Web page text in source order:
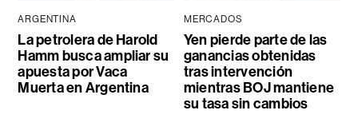
ARGENTINA
La petrolera de Harold
Hamm busca ampliar su
apuesta por Vaca
Muerta en Argentina
MERCADOS
Yen pierde parte de las
ganancias obtenidas
tras intervención
mientras BOJ mantiene
su tasa sin cambios